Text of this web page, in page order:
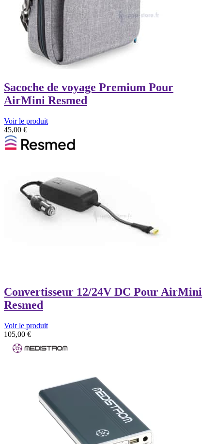
Sacoche de voyage Premium Pour
AirMini Resmed
Voir le produit
45,00 €
Convertisseur 12/24V DC Pour AirMini
Resmed
Voir le produit
105,00 €